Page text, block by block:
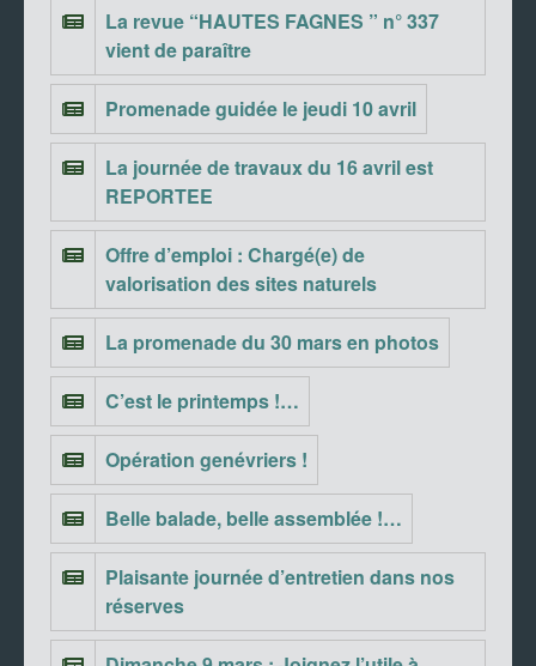
La revue “HAUTES FAGNES ” n° 337
vient de paraître
Promenade guidée le jeudi 10 avril
La journée de travaux du 16 avril est
REPORTEE
Offre d’emploi : Chargé(e) de
valorisation des sites naturels
La promenade du 30 mars en photos
C’est le printemps !…
Opération genévriers !
Belle balade, belle assemblée !…
Plaisante journée d’entretien dans nos
réserves